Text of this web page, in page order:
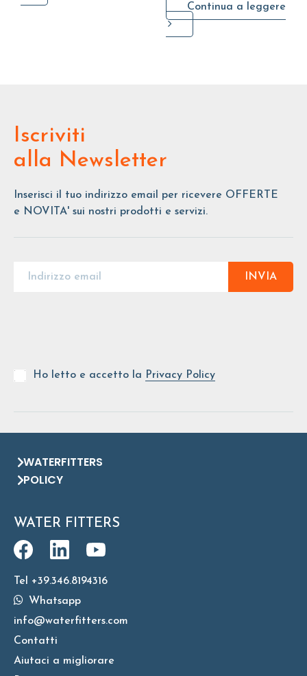
Continua a leggere
Iscriviti
alla Newsletter
Inserisci il tuo indirizzo email per ricevere OFFERTE
e NOVITA' sui nostri prodotti e servizi.
INVIA
Ho letto e accetto la Privacy Policy
WATERFITTERS
POLICY
WATER FITTERS
Tel +39.346.8194316
Whatsapp
info@waterfitters.com
Contatti
Aiutaci a migliorare